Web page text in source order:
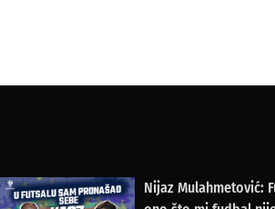
Nijaz Mulahmetović: